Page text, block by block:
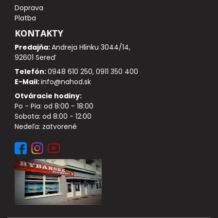
Doprava
Platba
KONTAKTY
Predajňa:Andreja Hlinku 3044/14,
92601 Sereď
Telefón:0948 610 250, 0911 350 400
E-Mail:info@nahod.sk
Otváracie hodiny:
Po - Pia: od 8:00 - 18:00
Sobota: od 8:00 - 12:00
Nedeľa: zatvorené
DOPLNKY K NAVIJAKOM
SPODOVÉ NAVIJAKY
BIŽUTÉRIA
VLASCE, ŠNÚRY, PLETENKY
HÁČIKY
OBRATLÍKY A KARABÍNKY
MONTÁŽE A KLIPY
hotové náväzce
HADIČKY, PREVLEKY, ROVNÁTKA